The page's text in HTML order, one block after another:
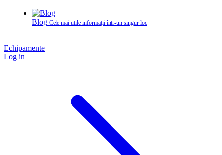
Blog Cele mai utile informații într-un singur loc
Echipamente
Log in